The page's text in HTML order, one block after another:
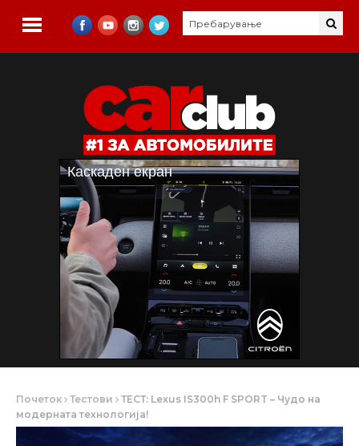
Почеток Тестови
ТЕСТ: Lexus IS300h F SPORT – Чудо на
модерната технологија!